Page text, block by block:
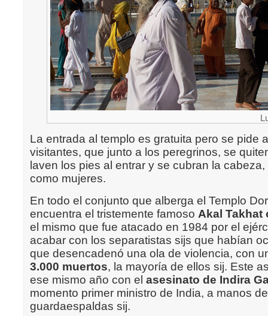
La entrada al templo es gratuita pero se pide
visitantes, que junto a los peregrinos, se
laven los pies al entrar y se cubran la
como mujeres.
En todo el conjunto que alberga el Templo
encuentra el tristemente famoso Akal Takhat
el mismo que fue atacado en 1984 por el
acabar con los separatistas sijs que habían
que desencadenó una ola de violencia, con
3.000 muertos, la mayoría de ellos sij. Este
ese mismo año con el asesinato de Indira
momento primer ministro de India, a manos
guardaespaldas sij.